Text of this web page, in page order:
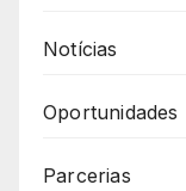
Notícias
Oportunidades
Parcerias